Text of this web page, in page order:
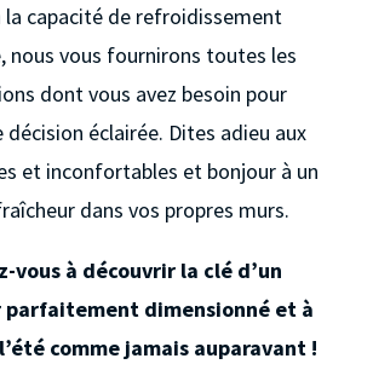
la capacité de refroidissement
nous vous fournirons toutes les
dont vous avez besoin pour
décision éclairée. Dites adieu aux
et inconfortables et bonjour à un
dans vos propres murs.
vous à découvrir la clé d’un
dimensionné et à
comme jamais auparavant !